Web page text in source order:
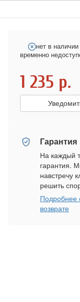
нет в наличии
временно
1 235 р.
Гарантия
На каждый
гарантия.
навстречу
решить
Подробнее
возврате